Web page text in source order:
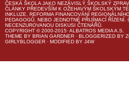
ČESKÁ ŠKOLA JAKO NEZÁVISLÝ ŠKOLSKÝ
ČLÁNKY PŘEDEVŠÍM K OŽEHAVÝM ŠKOLSKÝM
INKLUZE, REFORMA FINANCOVÁNÍ
PEDAGOGŮ, NEBO JEDNOTNÉ PŘIJÍMACÍ ŘÍZENÍ.
NECENZUROVANOU DISKUSI ČTENÁŘŮ.
COPYRIGHT © 2000-2015· ALBATROS MEDIA A.S.
THEME BY BRIAN GARDNER · BLOGGERIZED BY
GIRLYBLOGGER · MODIFIED BY J4W